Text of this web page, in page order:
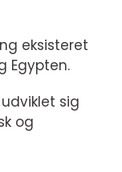
eksisteret
Egypten.
sig
og